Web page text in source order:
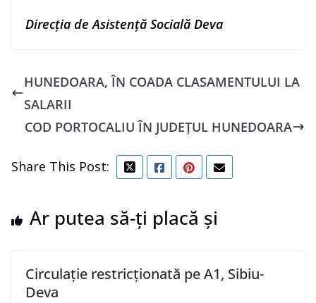
Direcția de Asistență Socială Deva
HUNEDOARA, ÎN COADA CLASAMENTULUI LA
SALARII
COD PORTOCALIU ÎN JUDEȚUL HUNEDOARA
Share This Post:
Ar putea să-ți placă și
Circulație restricționată pe A1, Sibiu-
Deva